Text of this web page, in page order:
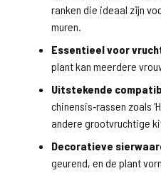
ranken die ideaal zijn
muren.
Essentieel voor
plant kan meerdere
Uitstekende
chinensis‑rassen zoals
andere grootvruchtige
Decoratieve
geurend, en de plant